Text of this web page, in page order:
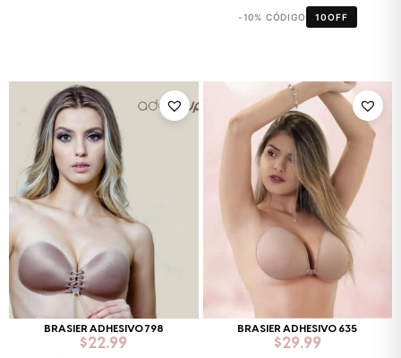
-10% CÓDIGO 10OFF
BRASIER ADHESIVO 798
$22.99
BRASIER ADHESIVO 635
$29.99